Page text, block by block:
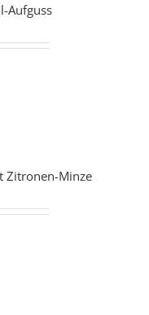
Aufguss
Zitronen-Minze